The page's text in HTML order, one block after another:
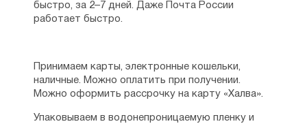
«Тайна соловецкого послушника» —
повесть о преподобном Зосиме
быстро, за 2–7 дней. Даже Почта России
работает быстро.
Принимаем карты, электронные кошельки,
наличные. Можно оплатить при получении.
Можно оформить рассрочку на карту «Халва».
Упаковываем в водонепроницаемую пленку и